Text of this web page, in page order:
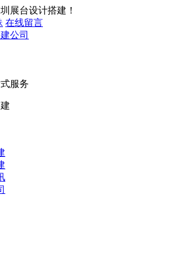
展台设计搭建！
在线留言
服务